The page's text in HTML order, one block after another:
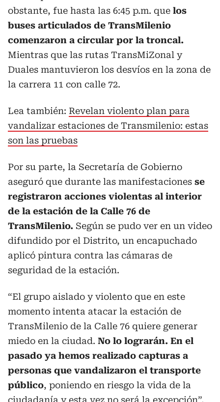
obstante, fue hasta las 6:45 p.m. que los
buses articulados de TransMilenio
comenzaron a circular por la troncal.
Mientras que las rutas TransMiZonal y
Duales mantuvieron los desvíos en la zona de
la carrera 11 con calle 72.
Lea también: Revelan violento plan para
vandalizar estaciones de Transmilenio: estas
son las pruebas
Por su parte, la Secretaría de Gobierno
aseguró que durante las manifestaciones se
registraron acciones violentas al interior
de la estación de la Calle 76 de
TransMilenio. Según se pudo ver en un video
difundido por el Distrito, un encapuchado
aplicó pintura contra las cámaras de
seguridad de la estación.
“El grupo aislado y violento que en este
momento intenta atacar la estación de
TransMilenio de la Calle 76 quiere generar
miedo en la ciudad. No lo lograrán. En el
pasado ya hemos realizado capturas a
personas que vandalizaron el transporte
público, poniendo en riesgo la vida de la
ciudadanía y esta vez no será la excepción”,